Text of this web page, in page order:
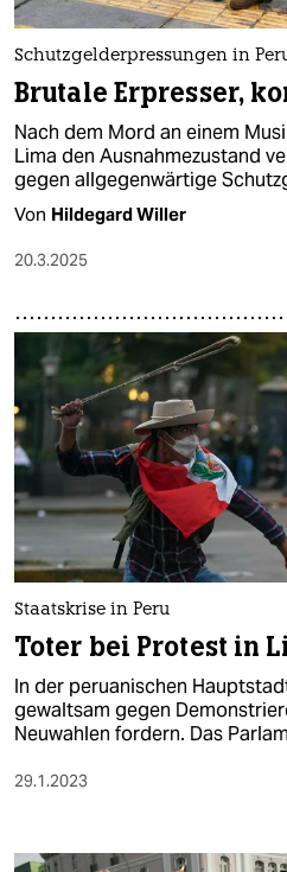
Schutzgelderpressungen in
Brutale Erpresser,
Nach dem Mord an einem
Lima den Ausnahmezustand
gegen allgegenwärtige
Von Hildegard Willer
20.3.2025
Staatskrise in Peru
Toter bei Protest in
In der peruanischen
gewaltsam gegen
Neuwahlen fordern. Das
29.1.2023